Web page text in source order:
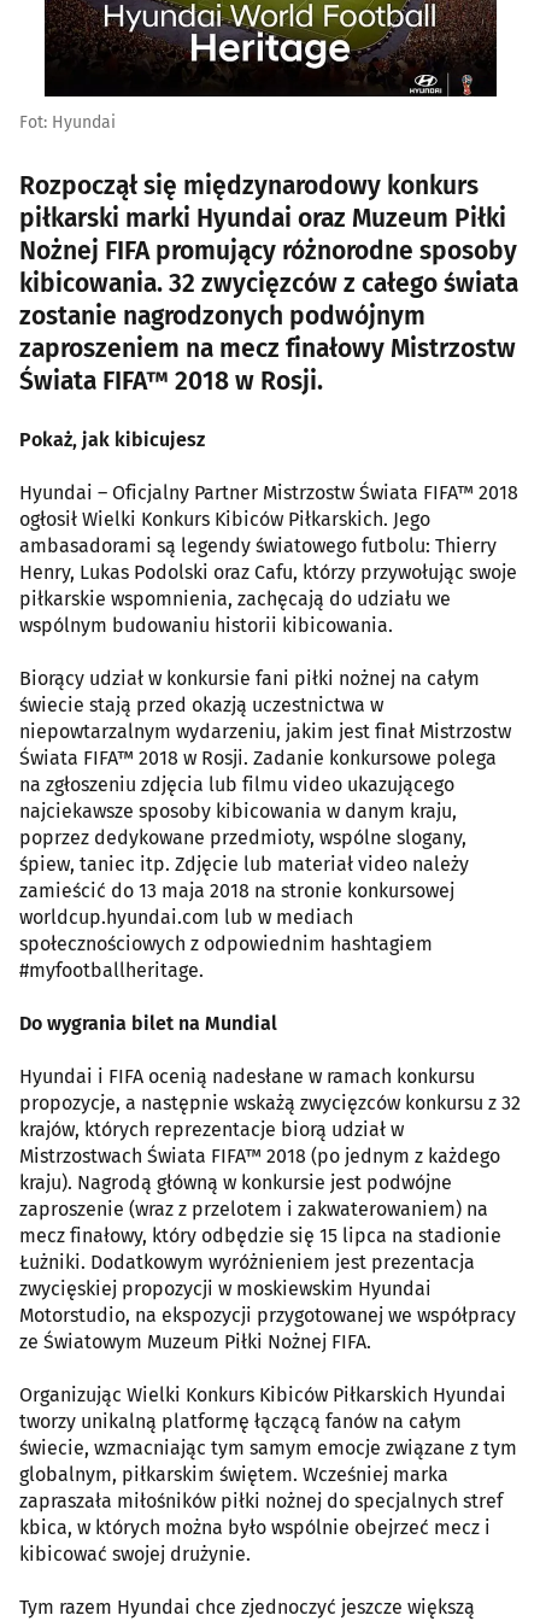
Fot: Hyundai
Rozpoczął się międzynarodowy konkurs
piłkarski marki Hyundai oraz Muzeum Piłki
Nożnej FIFA promujący różnorodne sposoby
kibicowania. 32 zwycięzców z całego świata
zostanie nagrodzonych podwójnym
zaproszeniem na mecz finałowy Mistrzostw
Świata FIFA™ 2018 w Rosji.
Pokaż, jak kibicujesz
Hyundai – Oficjalny Partner Mistrzostw Świata FIFA™ 2018
ogłosił Wielki Konkurs Kibiców Piłkarskich. Jego
ambasadorami są legendy światowego futbolu: Thierry
Henry, Lukas Podolski oraz Cafu, którzy przywołując swoje
piłkarskie wspomnienia, zachęcają do udziału we
wspólnym budowaniu historii kibicowania.
Biorący udział w konkursie fani piłki nożnej na całym
świecie stają przed okazją uczestnictwa w
niepowtarzalnym wydarzeniu, jakim jest finał Mistrzostw
Świata FIFA™ 2018 w Rosji. Zadanie konkursowe polega
na zgłoszeniu zdjęcia lub filmu video ukazującego
najciekawsze sposoby kibicowania w danym kraju,
poprzez dedykowane przedmioty, wspólne slogany,
śpiew, taniec itp. Zdjęcie lub materiał video należy
zamieścić do 13 maja 2018 na stronie konkursowej
worldcup.hyundai.com lub w mediach
społecznościowych z odpowiednim hashtagiem
#myfootballheritage.
Do wygrania bilet na Mundial
Hyundai i FIFA ocenią nadesłane w ramach konkursu
propozycje, a następnie wskażą zwycięzców konkursu z 32
krajów, których reprezentacje biorą udział w
Mistrzostwach Świata FIFA™ 2018 (po jednym z każdego
kraju). Nagrodą główną w konkursie jest podwójne
zaproszenie (wraz z przelotem i zakwaterowaniem) na
mecz finałowy, który odbędzie się 15 lipca na stadionie
Łużniki. Dodatkowym wyróżnieniem jest prezentacja
zwycięskiej propozycji w moskiewskim Hyundai
Motorstudio, na ekspozycji przygotowanej we współpracy
ze Światowym Muzeum Piłki Nożnej FIFA.
Organizując Wielki Konkurs Kibiców Piłkarskich Hyundai
tworzy unikalną platformę łączącą fanów na całym
świecie, wzmacniając tym samym emocje związane z tym
globalnym, piłkarskim świętem. Wcześniej marka
zapraszała miłośników piłki nożnej do specjalnych stref
kbica, w których można było wspólnie obejrzeć mecz i
kibicować swojej drużynie.
Tym razem Hyundai chce zjednoczyć jeszcze większą